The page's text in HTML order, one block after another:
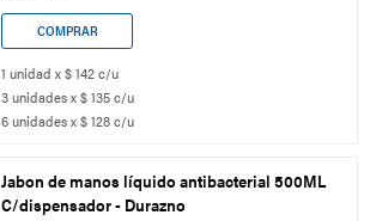
1 unidad x $ 142 c/u
3 unidades x $ 135 c/u
6 unidades x $ 128 c/u
Jabon de manos líquido antibacterial 500ML
C/dispensador - Durazno